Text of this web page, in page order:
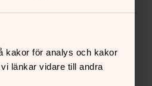
kakor för analys och kakor
länkar vidare till andra